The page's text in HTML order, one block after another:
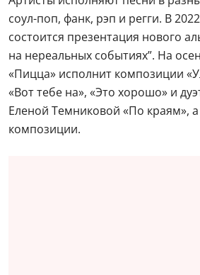
соул-поп, фанк, рэп и регги. В
состоится презентация нового
на нереальных событиях”. На
«Пицца» исполнит композиции
«Вот тебе на», «Это хорошо» и
Еленой Темниковой «По краям»,
композиции.